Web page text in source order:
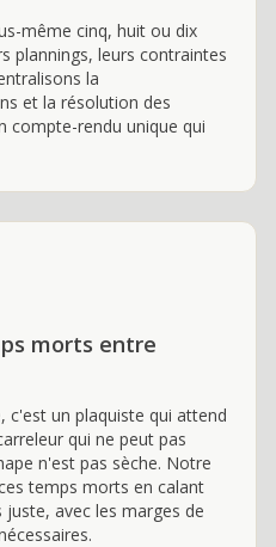
même cinq, huit ou dix
plannings, leurs contraintes
la
et la résolution des
compte-rendu unique qui
morts entre
c'est un plaquiste qui attend
qui ne peut pas
n'est pas sèche. Notre
temps morts en calant
avec les marges de